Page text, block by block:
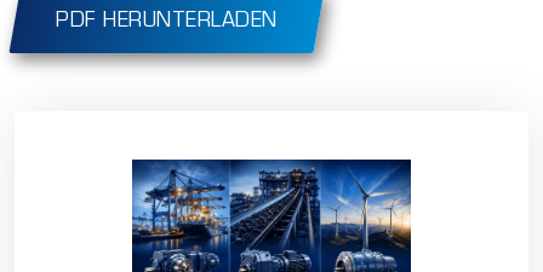
PDF HERUNTERLADEN